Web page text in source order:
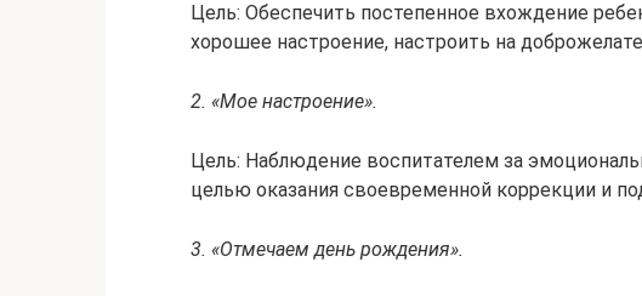
Цель: Обеспечить постепенное вхождение
хорошее настроение, настроить на
2. «Мое настроение».
Цель: Наблюдение воспитателем за
целью оказания своевременной коррекции и
3. «Отмечаем день рождения».